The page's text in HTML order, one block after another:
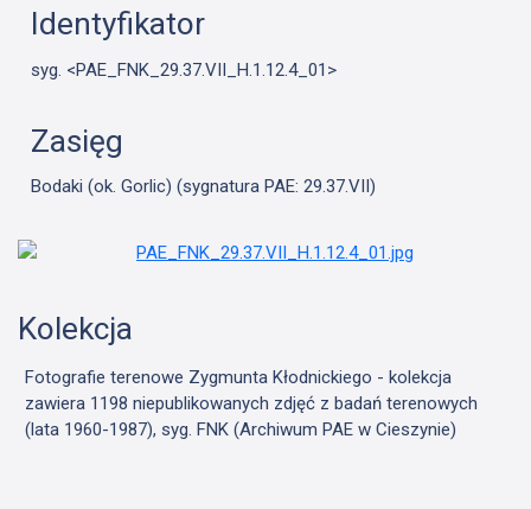
Identyfikator
syg. <PAE_FNK_29.37.VII_H.1.12.4_01>
Zasięg
Bodaki (ok. Gorlic) (sygnatura PAE: 29.37.VII)
Kolekcja
Fotografie terenowe Zygmunta Kłodnickiego - kolekcja
zawiera 1198 niepublikowanych zdjęć z badań terenowych
(lata 1960-1987), syg. FNK (Archiwum PAE w Cieszynie)